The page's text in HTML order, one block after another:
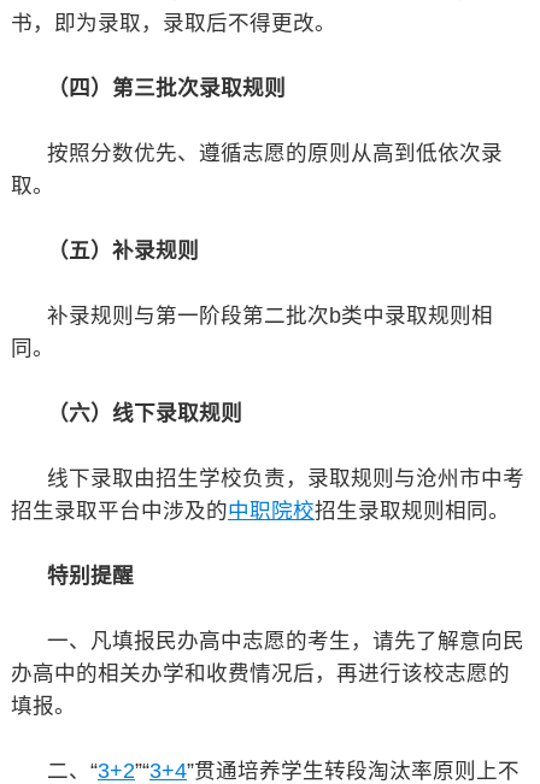
书，即为录取，录取后不得更改。
（四）第三批次录取规则
按照分数优先、遵循志愿的原则从高到低依次录
取。
（五）补录规则
补录规则与第一阶段第二批次b类中录取规则相
同。
（六）线下录取规则
线下录取由招生学校负责，录取规则与沧州市中考
招生录取平台中涉及的中职院校招生录取规则相同。
特别提醒
一、凡填报民办高中志愿的考生，请先了解意向民
办高中的相关办学和收费情况后，再进行该校志愿的
填报。
二、“3+2”“3+4”贯通培养学生转段淘汰率原则上不